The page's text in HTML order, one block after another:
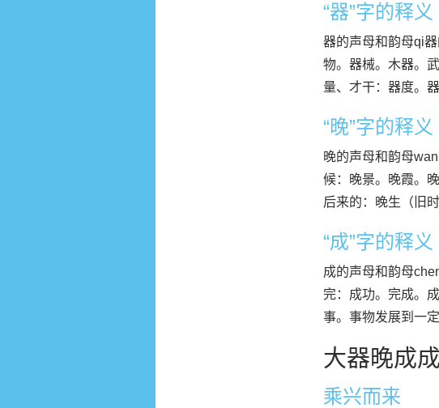
“器”字的释义
器的声母和韵母qi
物。器械。木器。
量、才干：器度。
“晚”字的释义
晚的声母和韵母
候：晚景。晚霞。
后来的：晚生（旧
“成”字的释义
成的声母和韵母
完：成功。完成。
事。事物发展到一
大器晚成
乘兴而来